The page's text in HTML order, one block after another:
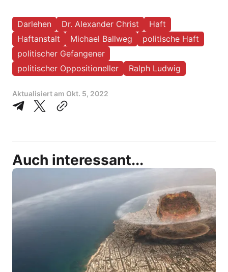
Darlehen Dr. Alexander Christ
Haft
Haftanstalt
Michael Ballweg
politische Haft
politischer Gefangener
politischer Oppositioneller
Ralph Ludwig
Aktualisiert am Okt. 5, 2022
Auch interessant...